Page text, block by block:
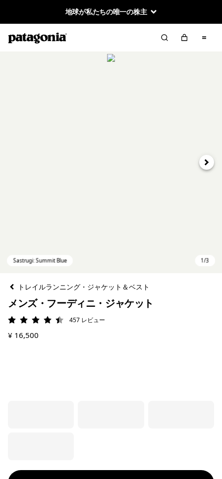
地球が私たちの唯一の株主
次へ
トレイルランニング・ジャケット＆ベスト
メンズ・フーディニ・ジャケット
評価: 4.5 / 5457 レビュー
¥ 16,500